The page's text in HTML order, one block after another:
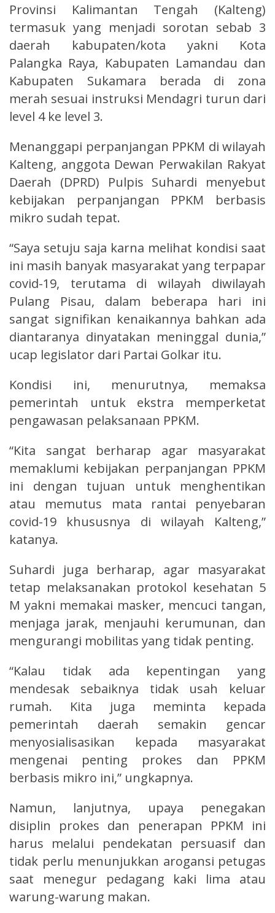
Provinsi Kalimantan Tengah (Kalteng)
termasuk yang menjadi sorotan sebab 3
daerah kabupaten/kota yakni Kota
Palangka Raya, Kabupaten Lamandau dan
Kabupaten Sukamara berada di zona
merah sesuai instruksi Mendagri turun dari
level 4 ke level 3.
Menanggapi perpanjangan PPKM di wilayah
Kalteng, anggota Dewan Perwakilan Rakyat
Daerah (DPRD) Pulpis Suhardi menyebut
kebijakan perpanjangan PPKM berbasis
mikro sudah tepat.
“Saya setuju saja karna melihat kondisi saat
ini masih banyak masyarakat yang terpapar
covid-19, terutama di wilayah diwilayah
Pulang Pisau, dalam beberapa hari ini
sangat signifikan kenaikannya bahkan ada
diantaranya dinyatakan meninggal dunia,”
ucap legislator dari Partai Golkar itu.
Kondisi ini, menurutnya, memaksa
pemerintah untuk ekstra memperketat
pengawasan pelaksanaan PPKM.
“Kita sangat berharap agar masyarakat
memaklumi kebijakan perpanjangan PPKM
ini dengan tujuan untuk menghentikan
atau memutus mata rantai penyebaran
covid-19 khususnya di wilayah Kalteng,”
katanya.
Suhardi juga berharap, agar masyarakat
tetap melaksanakan protokol kesehatan 5
M yakni memakai masker, mencuci tangan,
menjaga jarak, menjauhi kerumunan, dan
mengurangi mobilitas yang tidak penting.
“Kalau tidak ada kepentingan yang
mendesak sebaiknya tidak usah keluar
rumah. Kita juga meminta kepada
pemerintah daerah semakin gencar
menyosialisasikan kepada masyarakat
mengenai penting prokes dan PPKM
berbasis mikro ini,” ungkapnya.
Namun, lanjutnya, upaya penegakan
disiplin prokes dan penerapan PPKM ini
harus melalui pendekatan persuasif dan
tidak perlu menunjukkan arogansi petugas
saat menegur pedagang kaki lima atau
warung-warung makan.